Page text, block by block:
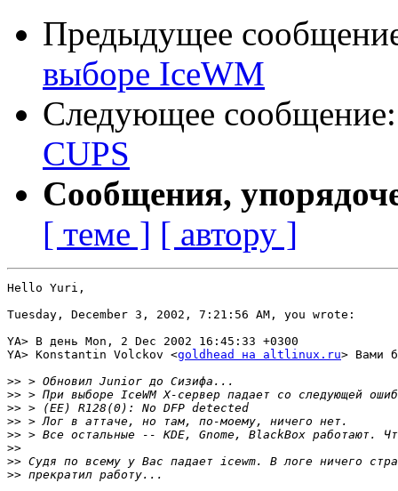
Предыдущее
выборе IceWM
Следующее
CUPS
Сообщения,
[ теме ] [ автору ]
Hello Yuri,
Tuesday, December 3, 2002, 7:21:56 AM, you wrote:
YA> В день Mon, 2 Dec 2002 16:45:33 +0300
YA> Konstantin Volckov <goldhead на altlinux.ru> Вами
>>
>>
>>
>>
>>
>>
>>
>>